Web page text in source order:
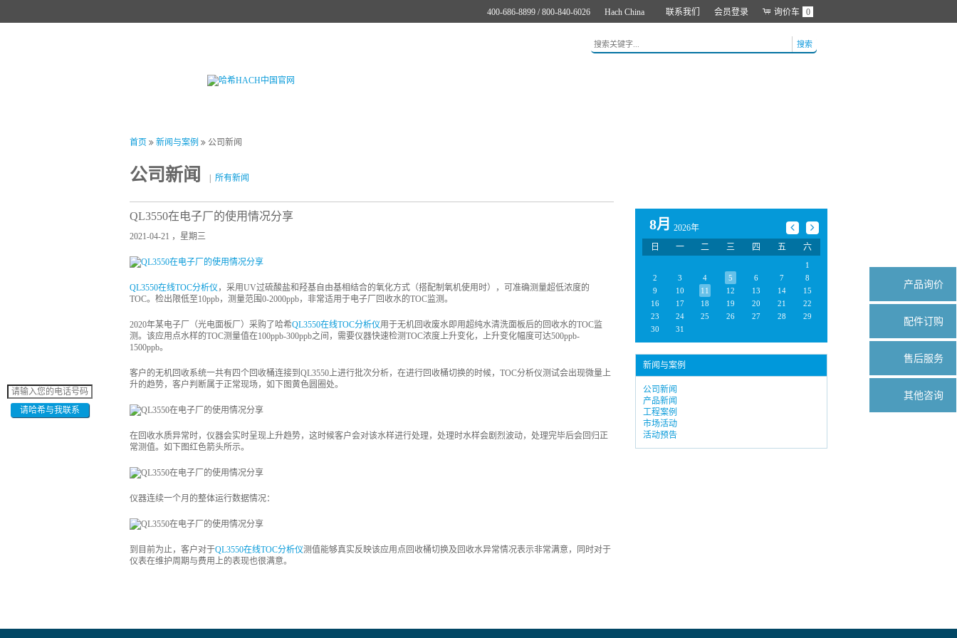
联系我们 会员登录 询价车 0
Hach China
400-686-8899 / 800-840-6026
搜索
首页 新闻与案例 公司新闻
公司新闻 所有新闻
QL3550在电子厂的使用情况分享
2021-04-21 ，星期三
QL3550在线TOC分析仪 ，采用UV过硫酸盐和羟基自由基相结合的氧化方式（搭配制氧机使用时），可准确测量超低浓度的
TOC。检出限低至10ppb，测量范围0-2000ppb，非常适用于电子厂回收水的TOC监测。
2020年某电子厂（光电面板厂）采购了哈希QL3550在线TOC分析仪用于无机回收废水即用超纯水清洗面板后的回收水的TOC监
测。该应用点水样的TOC测量值在100ppb-300ppb之间，需要仪器快速检测TOC浓度上升变化，上升变化幅度可达500ppb-
1500ppb。
客户的无机回收系统一共有四个回收桶连接到QL3550上进行批次分析，在进行回收桶切换的时候，TOC分析仪测试会出现微量上
升的趋势，客户判断属于正常现场，如下图黄色圆圈处。
在回收水质异常时，仪器会实时呈现上升趋势，这时候客户会对该水样进行处理，处理时水样会剧烈波动，处理完毕后会回归正
常测值。如下图红色箭头所示。
仪器连续一个月的整体运行数据情况：
到目前为止，客户对于QL3550在线TOC分析仪测值能够真实反映该应用点回收桶切换及回收水异常情况表示非常满意，同时对于
仪表在维护周期与费用上的表现也很满意。
8月
2026年
日
一 二 三 四 五 六
1
2
3 4 5 6 7
8
9
10 11 12 13 14
15
16
17 18 19 20 21
22
23
24 25 26 27 28
29
30
31
新闻与案例
公司新闻
产品新闻
工程案例
市场活动
活动预告
请哈希与我联系
产品询价
配件订购
售后服务
其他咨询